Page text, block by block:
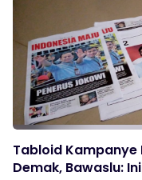
Tabloid
Demak, Bawaslu: